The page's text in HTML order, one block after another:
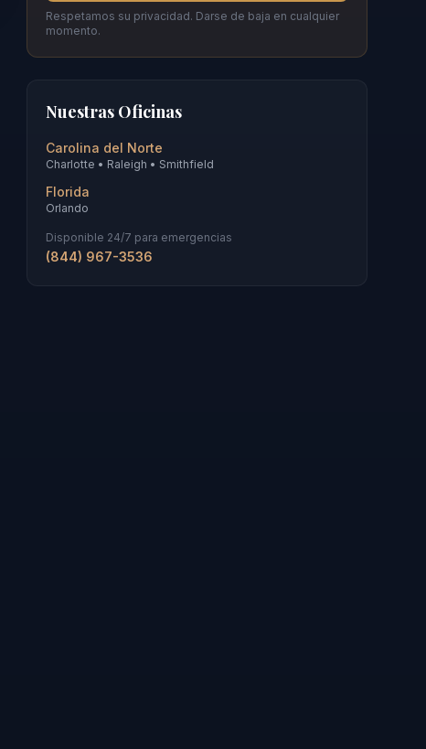
Respetamos su privacidad. Darse de baja en cualquier
momento.
Nuestras Oficinas
Carolina del Norte
Charlotte • Raleigh • Smithfield
Florida
Orlando
Disponible 24/7 para emergencias
(844) 967-3536